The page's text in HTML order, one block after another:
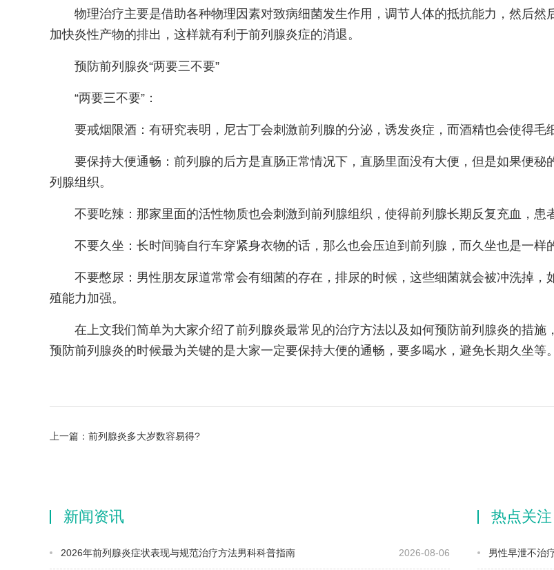
物理治疗主要是借助各种物理因素对致病细菌发生作用，调节人体的抵抗能力，然后然
加快炎性产物的排出，这样就有利于前列腺炎症的消退。
预防前列腺炎“两要三不要”
“两要三不要”：
要戒烟限酒：有研究表明，尼古丁会刺激前列腺的分泌，诱发炎症，而酒精也会使得毛
要保持大便通畅：前列腺的后方是直肠正常情况下，直肠里面没有大便，但是如果便
列腺组织。
不要吃辣：那家里面的活性物质也会刺激到前列腺组织，使得前列腺长期反复充血，患
不要久坐：长时间骑自行车穿紧身衣物的话，那么也会压迫到前列腺，而久坐也是一样
不要憋尿：男性朋友尿道常常会有细菌的存在，排尿的时候，这些细菌就会被冲洗掉
殖能力加强。
在上文我们简单为大家介绍了前列腺炎最常见的治疗方法以及如何预防前列腺炎的措
预防前列腺炎的时候最为关键的是大家一定要保持大便的通畅，要多喝水，避免长期久坐等。
上一篇： 前列腺炎多大岁数容易得?
新闻资讯
2026年前列腺炎症状表现与规范治疗方法男科科普指南 2026-08-06
热点关注
男性早泄不治